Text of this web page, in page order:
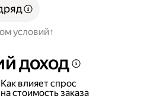
условий
доход
Как влияет спрос
на стоимость заказа